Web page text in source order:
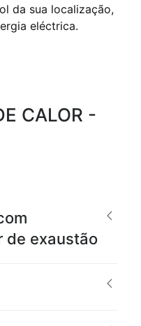
da sua localização,
eléctrica.
CALOR -
de exaustão